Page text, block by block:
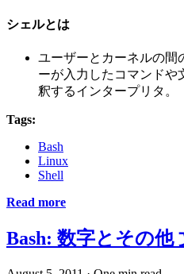
シェルとは
ユーザーとカーネルの間
ーが入力したコマンドや
釈するインタープリタ。
Tags:
Bash
Linux
Shell
Read more
Bash: 数字とその他